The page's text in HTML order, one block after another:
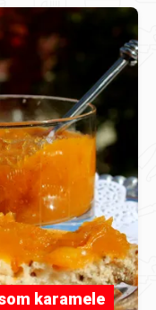
karamele